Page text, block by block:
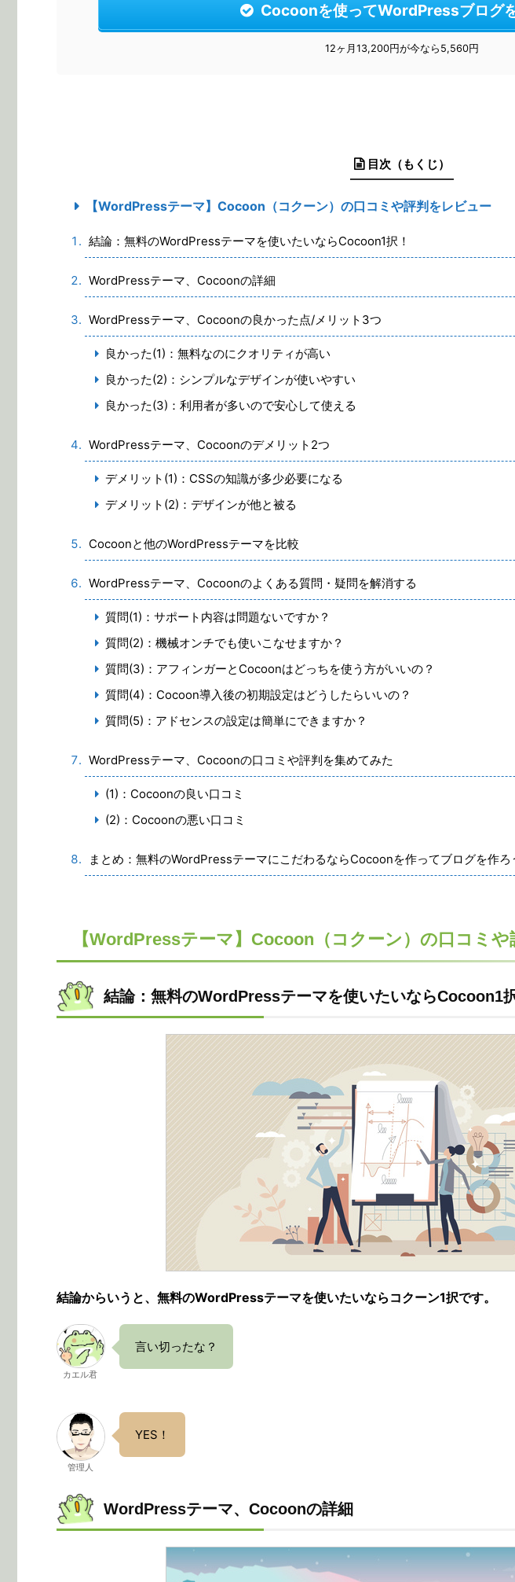
Cocoonを使ってWordPressブログ
12ヶ月13,200円が今なら5,560円
目次（もくじ）
【WordPressテーマ】Cocoon（コクーン）の口コミや評判をレビュー
結論：無料のWordPressテーマを使いたいならCocoon1択！
WordPressテーマ、Cocoonの詳細
WordPressテーマ、Cocoonの良かった点/メリット3つ
良かった(1)：無料なのにクオリティが高い
良かった(2)：シンプルなデザインが使いやすい
良かった(3)：利用者が多いので安心して使える
WordPressテーマ、Cocoonのデメリット2つ
デメリット(1)：CSSの知識が多少必要になる
デメリット(2)：デザインが他と被る
Cocoonと他のWordPressテーマを比較
WordPressテーマ、Cocoonのよくある質問・疑問を解消する
質問(1)：サポート内容は問題ないですか？
質問(2)：機械オンチでも使いこなせますか？
質問(3)：アフィンガーとCocoonはどっちを使う方がいいの？
質問(4)：Cocoon導入後の初期設定はどうしたらいいの？
質問(5)：アドセンスの設定は簡単にできますか？
WordPressテーマ、Cocoonの口コミや評判を集めてみた
(1)：Cocoonの良い口コミ
(2)：Cocoonの悪い口コミ
まとめ：無料のWordPressテーマにこだわるならCocoonを作ってブログを作ろ
【WordPressテーマ】Cocoon（コクーン）の口コミ
結論：無料のWordPressテーマを使いたいならCocoon1
結論からいうと、無料のWordPressテーマを使いたいならコクーン1択です。
カエル君
言い切ったな？
管理人
YES！
WordPressテーマ、Cocoonの詳細